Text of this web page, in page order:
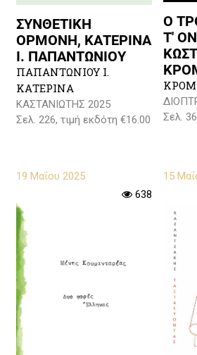
ΣΥΝΘΕΤΙΚΗ
ΟΡΜΟΝΗ, ΚΑΤΕΡΙΝΑ
Ι. ΠΑΠΑΝΤΩΝΙΟΥ
ΠΑΠΑΝΤΩΝΙΟΥ Ι.
ΚΑΤΕΡΙΝΑ
ΚΑΣΤΑΝΙΩΤΗΣ 2025
Σελ. 226, τιμή εκδότη €16.00
Ο
Τ'
Σελ.
19 Μαΐου 2025
638
15